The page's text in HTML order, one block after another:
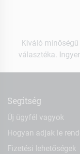
Kiváló
választéka.
Segítség
Új ügyfél vagyok
Hogyan adjak le
Fizetési lehetőségek